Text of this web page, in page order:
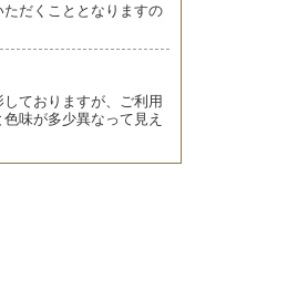
だくこととなりますの
ておりますが、ご利用
味が多少異なって見え